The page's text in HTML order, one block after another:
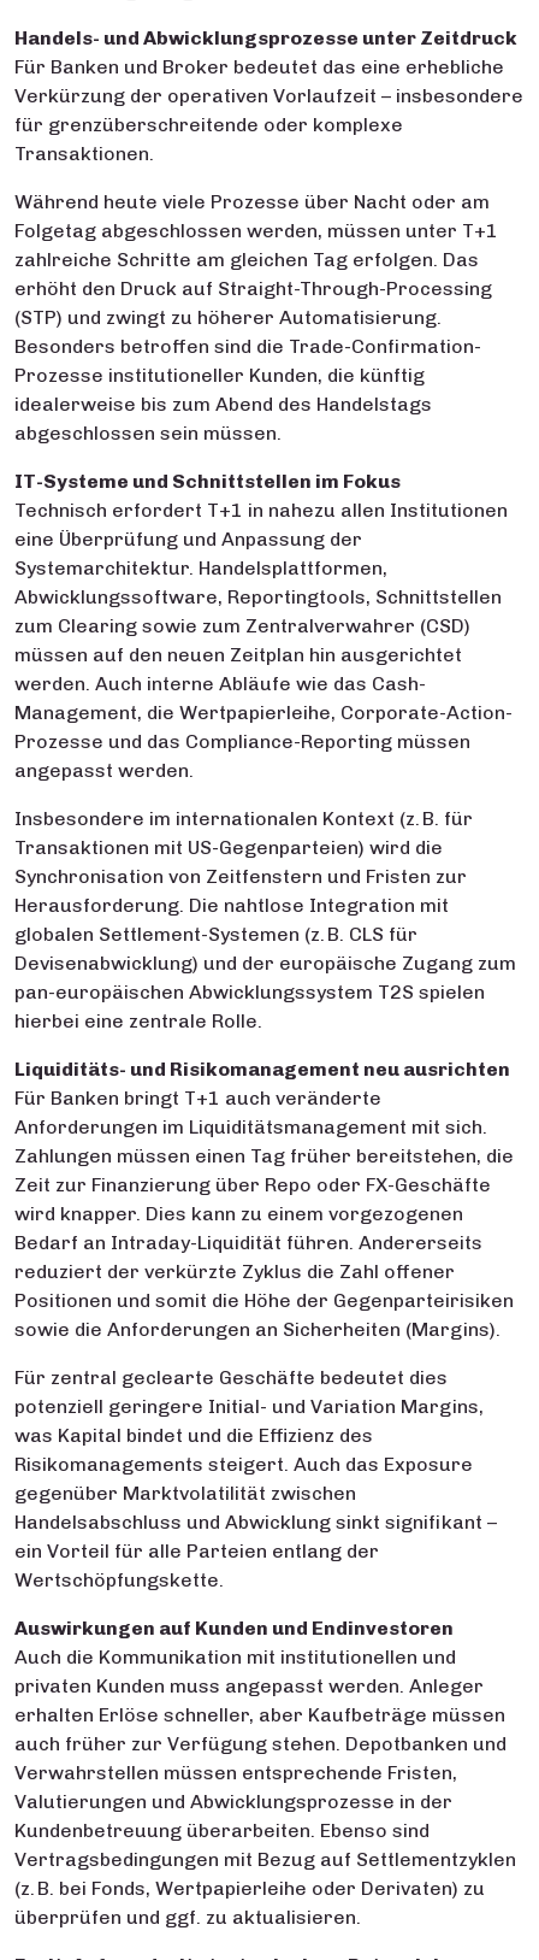
Handels- und Abwicklungsprozesse unter Zeitdruck
Für Banken und Broker bedeutet das eine erhebliche
Verkürzung der operativen Vorlaufzeit – insbesondere
für grenzüberschreitende oder komplexe
Transaktionen.
Während heute viele Prozesse über Nacht oder am
Folgetag abgeschlossen werden, müssen unter T+1
zahlreiche Schritte am gleichen Tag erfolgen. Das
erhöht den Druck auf Straight-Through-Processing
(STP) und zwingt zu höherer Automatisierung.
Besonders betroffen sind die Trade-Confirmation-
Prozesse institutioneller Kunden, die künftig
idealerweise bis zum Abend des Handelstags
abgeschlossen sein müssen.
IT-Systeme und Schnittstellen im Fokus
Technisch erfordert T+1 in nahezu allen Institutionen
eine Überprüfung und Anpassung der
Systemarchitektur. Handelsplattformen,
Abwicklungssoftware, Reportingtools, Schnittstellen
zum Clearing sowie zum Zentralverwahrer (CSD)
müssen auf den neuen Zeitplan hin ausgerichtet
werden. Auch interne Abläufe wie das Cash-
Management, die Wertpapierleihe, Corporate-Action-
Prozesse und das Compliance-Reporting müssen
angepasst werden.
Insbesondere im internationalen Kontext (z. B. für
Transaktionen mit US-Gegenparteien) wird die
Synchronisation von Zeitfenstern und Fristen zur
Herausforderung. Die nahtlose Integration mit
globalen Settlement-Systemen (z. B. CLS für
Devisenabwicklung) und der europäische Zugang zum
pan-europäischen Abwicklungssystem T2S spielen
hierbei eine zentrale Rolle.
Liquiditäts- und Risikomanagement neu ausrichten
Für Banken bringt T+1 auch veränderte
Anforderungen im Liquiditätsmanagement mit sich.
Zahlungen müssen einen Tag früher bereitstehen, die
Zeit zur Finanzierung über Repo oder FX-Geschäfte
wird knapper. Dies kann zu einem vorgezogenen
Bedarf an Intraday-Liquidität führen. Andererseits
reduziert der verkürzte Zyklus die Zahl offener
Positionen und somit die Höhe der Gegenparteirisiken
sowie die Anforderungen an Sicherheiten (Margins).
Für zentral geclearte Geschäfte bedeutet dies
potenziell geringere Initial- und Variation Margins,
was Kapital bindet und die Effizienz des
Risikomanagements steigert. Auch das Exposure
gegenüber Marktvolatilität zwischen
Handelsabschluss und Abwicklung sinkt signifikant –
ein Vorteil für alle Parteien entlang der
Wertschöpfungskette.
Auswirkungen auf Kunden und Endinvestoren
Auch die Kommunikation mit institutionellen und
privaten Kunden muss angepasst werden. Anleger
erhalten Erlöse schneller, aber Kaufbeträge müssen
auch früher zur Verfügung stehen. Depotbanken und
Verwahrstellen müssen entsprechende Fristen,
Valutierungen und Abwicklungsprozesse in der
Kundenbetreuung überarbeiten. Ebenso sind
Vertragsbedingungen mit Bezug auf Settlementzyklen
(z. B. bei Fonds, Wertpapierleihe oder Derivaten) zu
überprüfen und ggf. zu aktualisieren.